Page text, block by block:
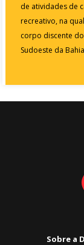
de atividades de
recreativo, na
corpo discente
Sudoeste da Bahia
Sobre a